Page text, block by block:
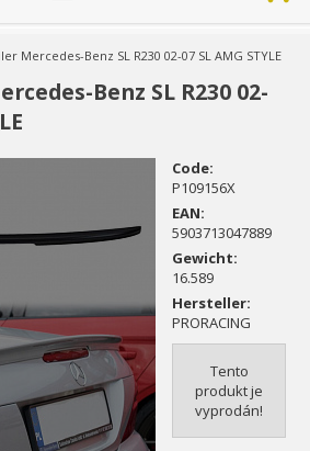
Mercedes-Benz SL R230 02-07 SL AMG STYLE
Benz SL R230 02-
Code:
P109156X
EAN:
5903713047889
Gewicht:
16.589
Hersteller:
PRORACING
Tento
produkt je
vyprodán!